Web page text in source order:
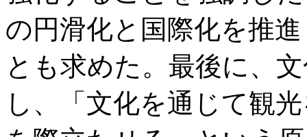
の円滑化と国際化を推
とも求めた。最後に、
し、「文化を通じて観